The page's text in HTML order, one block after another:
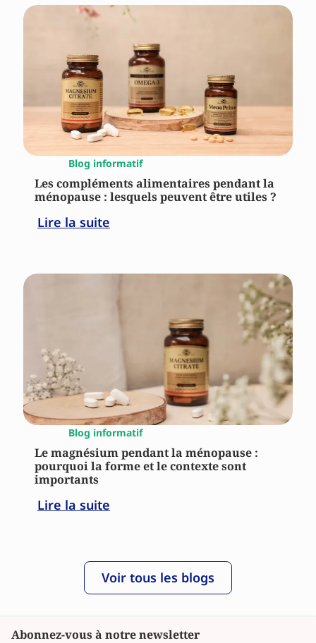
Blog informatif
Les compléments alimentaires pendant la
ménopause : lesquels peuvent être utiles ?
Lire la suite
Blog informatif
Le magnésium pendant la ménopause :
pourquoi la forme et le contexte sont
importants
Lire la suite
Voir tous les blogs
Abonnez-vous à notre newsletter